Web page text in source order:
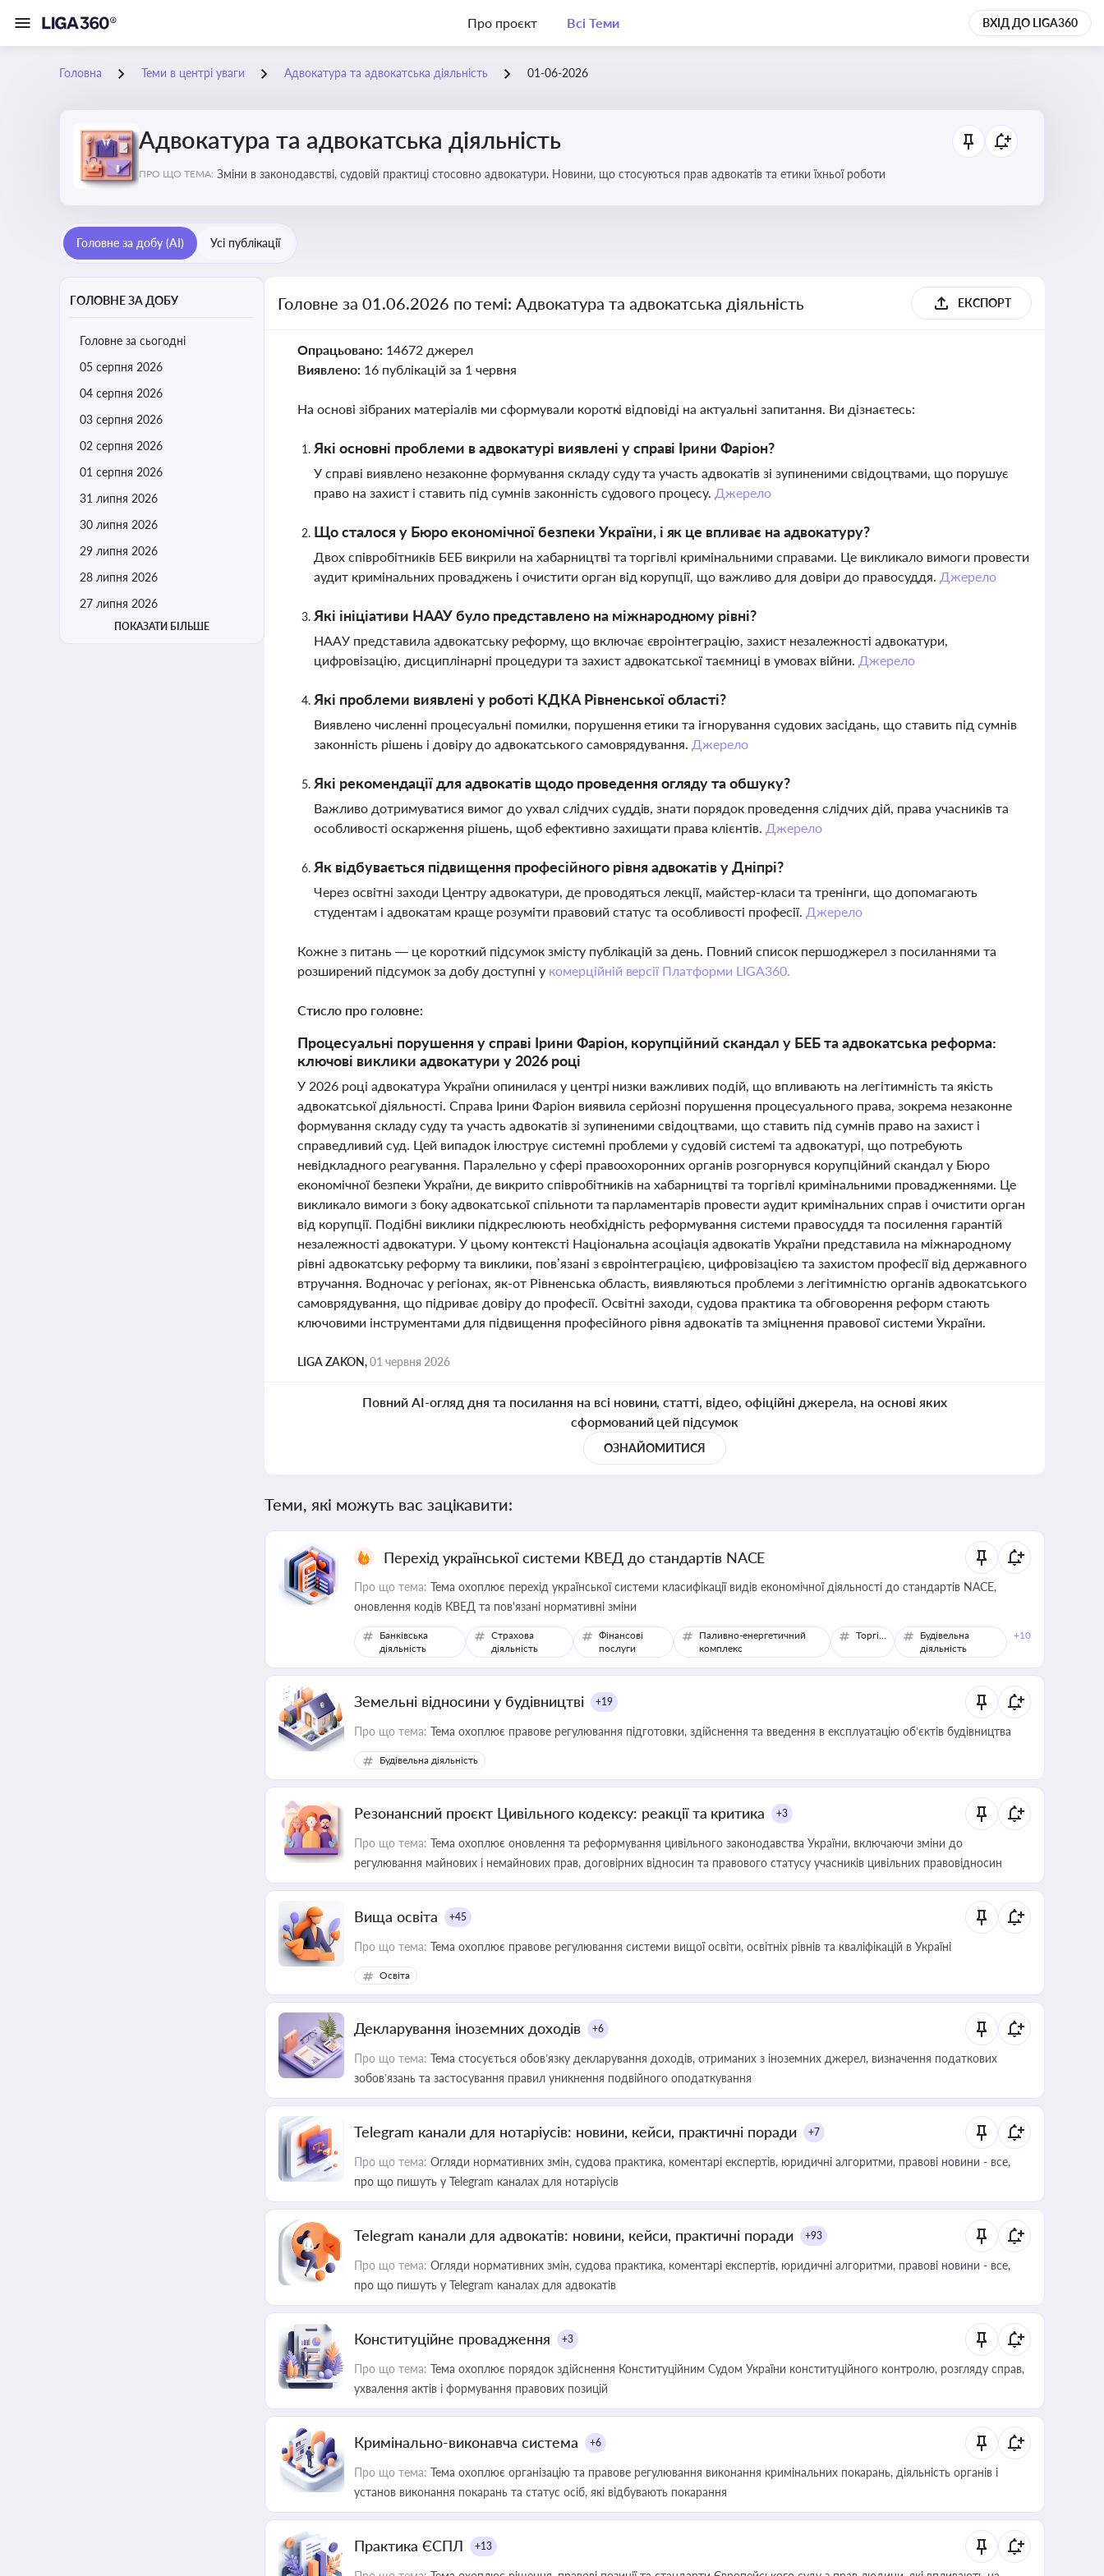
Про проєкт Всі Теми ВХІД ДО LIGA360
Головна Теми в центрі уваги Адвокатура та адвокатська діяльність 01-06-2026
Адвокатура та адвокатська діяльність
ПРО ЩО ТЕМА: Зміни в законодавстві, судовій практиці стосовно адвокатури. Новини, що стосуються прав адвокатів та етики їхньої роботи
Головне за добу (AI) Усі публікації
ГОЛОВНЕ ЗА ДОБУ
Головне за сьогодні
05 серпня 2026
04 серпня 2026
03 серпня 2026
02 серпня 2026
01 серпня 2026
31 липня 2026
30 липня 2026
29 липня 2026
28 липня 2026
27 липня 2026
ПОКАЗАТИ БІЛЬШЕ
Головне за 01.06.2026 по темі: Адвокатура та адвокатська діяльність ЕКСПОРТ
Опрацьовано: 14672 джерел
Виявлено: 16 публікацій за 1 червня
На основі зібраних матеріалів ми сформували короткі відповіді на актуальні запитання. Ви дізнаєтесь:
Які основні проблеми в адвокатурі виявлені у справі Ірини Фаріон?
У справі виявлено незаконне формування складу суду та участь адвокатів зі зупиненими свідоцтвами, що порушує
право на захист і ставить під сумнів законність судового процесу. Джерело
Що сталося у Бюро економічної безпеки України, і як це впливає на адвокатуру?
Двох співробітників БЕБ викрили на хабарництві та торгівлі кримінальними справами. Це викликало вимоги провести
аудит кримінальних проваджень і очистити орган від корупції, що важливо для довіри до правосуддя. Джерело
Які ініціативи НААУ було представлено на міжнародному рівні?
НААУ представила адвокатську реформу, що включає євроінтеграцію, захист незалежності адвокатури,
цифровізацію, дисциплінарні процедури та захист адвокатської таємниці в умовах війни. Джерело
Які проблеми виявлені у роботі КДКА Рівненської області?
Виявлено численні процесуальні помилки, порушення етики та ігнорування судових засідань, що ставить під сумнів
законність рішень і довіру до адвокатського самоврядування. Джерело
Які рекомендації для адвокатів щодо проведення огляду та обшуку?
Важливо дотримуватися вимог до ухвал слідчих суддів, знати порядок проведення слідчих дій, права учасників та
особливості оскарження рішень, щоб ефективно захищати права клієнтів. Джерело
Як відбувається підвищення професійного рівня адвокатів у Дніпрі?
Через освітні заходи Центру адвокатури, де проводяться лекції, майстер-класи та тренінги, що допомагають
студентам і адвокатам краще розуміти правовий статус та особливості професії. Джерело
Кожне з питань — це короткий підсумок змісту публікацій за день. Повний список першоджерел з посиланнями та
розширений підсумок за добу доступні у комерційній версії Платформи LIGA360.
Стисло про головне:
Процесуальні порушення у справі Ірини Фаріон, корупційний скандал у БЕБ та адвокатська реформа:
ключові виклики адвокатури у 2026 році
У 2026 році адвокатура України опинилася у центрі низки важливих подій, що впливають на легітимність та якість
адвокатської діяльності. Справа Ірини Фаріон виявила серйозні порушення процесуального права, зокрема незаконне
формування складу суду та участь адвокатів зі зупиненими свідоцтвами, що ставить під сумнів право на захист і
справедливий суд. Цей випадок ілюструє системні проблеми у судовій системі та адвокатурі, що потребують
невідкладного реагування. Паралельно у сфері правоохоронних органів розгорнувся корупційний скандал у Бюро
економічної безпеки України, де викрито співробітників на хабарництві та торгівлі кримінальними провадженнями. Це
викликало вимоги з боку адвокатської спільноти та парламентарів провести аудит кримінальних справ і очистити орган
від корупції. Подібні виклики підкреслюють необхідність реформування системи правосуддя та посилення гарантій
незалежності адвокатури. У цьому контексті Національна асоціація адвокатів України представила на міжнародному
рівні адвокатську реформу та виклики, пов’язані з євроінтеграцією, цифровізацією та захистом професії від державного
втручання. Водночас у регіонах, як-от Рівненська область, виявляються проблеми з легітимністю органів адвокатського
самоврядування, що підриває довіру до професії. Освітні заходи, судова практика та обговорення реформ стають
ключовими інструментами для підвищення професійного рівня адвокатів та зміцнення правової системи України.
LIGA ZAKON,01 червня 2026
Повний AI-огляд дня та посилання на всі новини, статті, відео, офіційні джерела, на основі яких
сформований цей підсумок
ОЗНАЙОМИТИСЯ
Теми, які можуть вас зацікавити:
Перехід української системи КВЕД до стандартів NACE
Про що тема: Тема охоплює перехід української системи класифікації видів економічної діяльності до стандартів NACE,
оновлення кодів КВЕД та пов'язані нормативні зміни
Банківська
діяльність
Страхова
діяльність
Фінансові
послуги
Паливно-енергетичний
комплекс
Торгівля
Будівельна
діяльність
+10
Земельні відносини у будівництві +19
Про що тема: Тема охоплює правове регулювання підготовки, здійснення та введення в експлуатацію об’єктів будівництва
Будівельна діяльність
Резонансний проєкт Цивільного кодексу: реакції та критика +3
Про що тема: Тема охоплює оновлення та реформування цивільного законодавства України, включаючи зміни до
регулювання майнових і немайнових прав, договірних відносин та правового статусу учасників цивільних правовідносин
Вища освіта +45
Про що тема: Тема охоплює правове регулювання системи вищої освіти, освітніх рівнів та кваліфікацій в Україні
Освіта
Декларування іноземних доходів +6
Про що тема: Тема стосується обов’язку декларування доходів, отриманих з іноземних джерел, визначення податкових
зобов’язань та застосування правил уникнення подвійного оподаткування
Telegram канали для нотаріусів: новини, кейси, практичні поради +7
Про що тема: Огляди нормативних змін, судова практика, коментарі експертів, юридичні алгоритми, правові новини - все,
про що пишуть у Telegram каналах для нотаріусів
Telegram канали для адвокатів: новини, кейси, практичні поради +93
Про що тема: Огляди нормативних змін, судова практика, коментарі експертів, юридичні алгоритми, правові новини - все,
про що пишуть у Telegram каналах для адвокатів
Конституційне провадження +3
Про що тема: Тема охоплює порядок здійснення Конституційним Судом України конституційного контролю, розгляду справ,
ухвалення актів і формування правових позицій
Кримінально-виконавча система +6
Про що тема: Тема охоплює організацію та правове регулювання виконання кримінальних покарань, діяльність органів і
установ виконання покарань та статус осіб, які відбувають покарання
Практика ЄСПЛ +13